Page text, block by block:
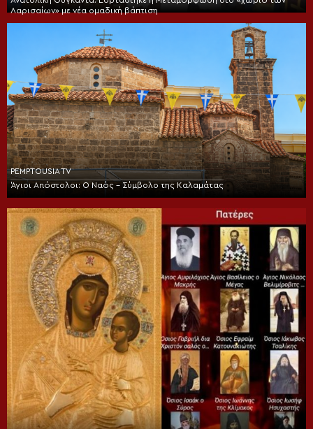
Λαρισαίων» με νέα ομαδική βάπτιση
PEMPTOUSIA TV
Άγιοι Απόστολοι: Ο Ναός – Σύμβολο της Καλαμάτας